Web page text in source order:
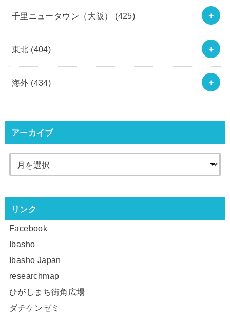
千里ニュータウン（大阪） (425)
東北 (404)
海外 (434)
アーカイブ
リンク
Facebook
Ibasho
Ibasho Japan
researchmap
ひがしまち街角広場
ダチケンゼミ